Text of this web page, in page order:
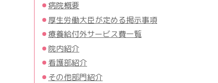
病院概要
厚生労働大臣が定める掲示事項
療養給付外サービス費一覧
院内紹介
看護部紹介
その他部門紹介